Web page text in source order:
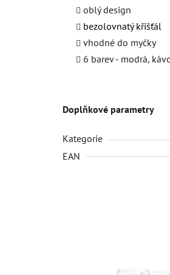
oblý design
bezolovnatý křišťál
vhodné do myčky
6 barev - modrá,
Doplňkové parametry
Kategorie
EAN